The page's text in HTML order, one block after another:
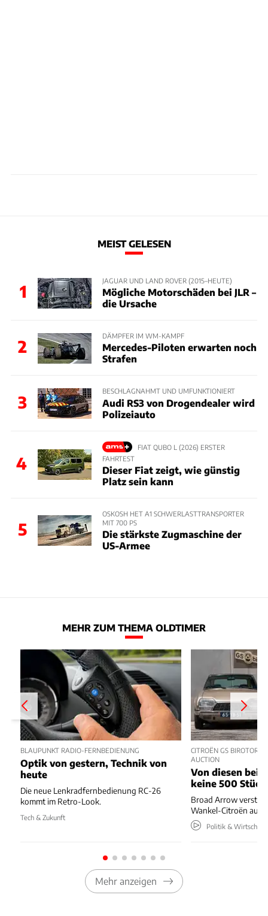
MEIST GELESEN
1
JAGUAR UND LAND ROVER (2015–HEUTE)
Mögliche Motorschäden bei JLR –
die Ursache
2
DÄMPFER IM WM-KAMPF
Mercedes-Piloten erwarten noch
Strafen
3
BESCHLAGNAHMT UND UMFUNKTIONIERT
Audi RS3 von Drogendealer wird
Polizeiauto
4
FIAT QUBO L (2026) ERSTER
FAHRTEST
Dieser Fiat zeigt, wie günstig
Platz sein kann
5
OSKOSH HET A1 SCHWERLASTTRANSPORTER
MIT 700 PS
Die stärkste Zugmaschine der
US-Armee
MEHR ZUM THEMA OLDTIMER
BLAUPUNKT RADIO-FERNBEDIENUNG
Optik von gestern, Technik von
heute
Die neue Lenkradfernbedienung RC-26
kommt im Retro-Look.
Tech & Zukunft
CITROËN GS BIROTOR
AUCTION
Von diesen
keine 500 Stück
Broad Arrow
Wankel-Citroën aus
Politik & Wirtschaft
Mehr anzeigen